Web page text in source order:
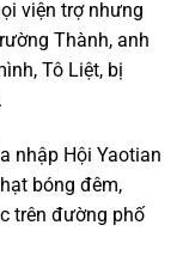
viện trợ nhưng
Thành, anh
Tô Liệt, bị
nhập Hội Yaotian
bóng đêm,
trên đường phố